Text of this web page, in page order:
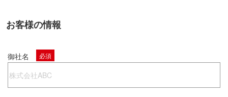
お客様の情報
御社名 必須